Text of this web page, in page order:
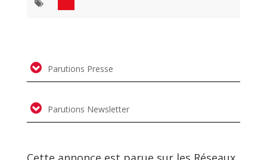
Parutions Presse
Parutions Newsletter